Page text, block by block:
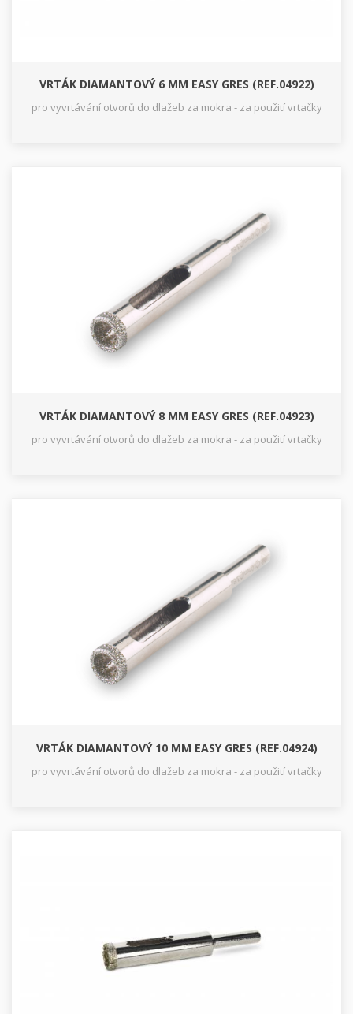
VRTÁK DIAMANTOVÝ 6 MM EASY GRES (REF.04922)
pro vyvrtávání otvorů do dlažeb za mokra - za použití vrtačky
VRTÁK DIAMANTOVÝ 8 MM EASY GRES (REF.04923)
pro vyvrtávání otvorů do dlažeb za mokra - za použití vrtačky
VRTÁK DIAMANTOVÝ 10 MM EASY GRES (REF.04924)
pro vyvrtávání otvorů do dlažeb za mokra - za použití vrtačky